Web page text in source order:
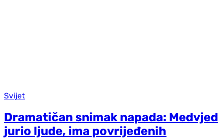
Svijet
Dramatičan snimak napada: Medvjed
jurio ljude, ima povrijeđenih